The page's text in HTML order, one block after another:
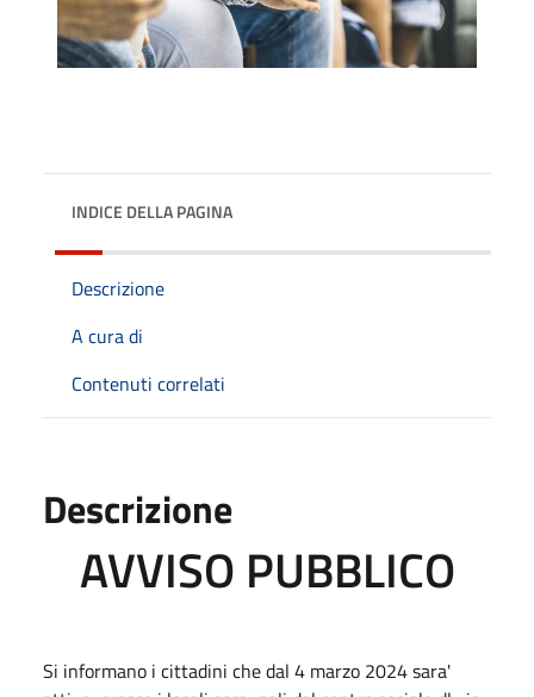
INDICE DELLA PAGINA
Descrizione
A cura di
Contenuti correlati
Descrizione
AVVISO PUBBLICO
Si informano i cittadini che dal 4 marzo 2024 sara'